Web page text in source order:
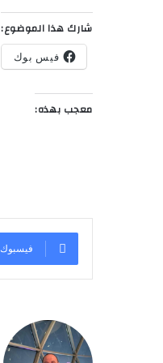
شارك هذا الموضوع:
فيس بوك
معجب بهذه:
فيسبوك